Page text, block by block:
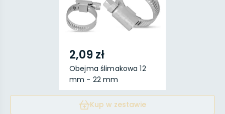
2,09 zł
Obejma ślimakowa 12
mm - 22 mm
Kup w zestawie